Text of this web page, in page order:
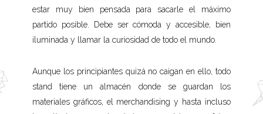
estar muy bien pensada para sacarle el máximo
partido posible. Debe ser cómoda y accesible, bien
iluminada y llamar la curiosidad de todo el mundo.
Aunque los principiantes quizá no caigan en ello, todo
stand tiene un almacén donde se guardan los
materiales gráficos, el merchandising y hasta incluso